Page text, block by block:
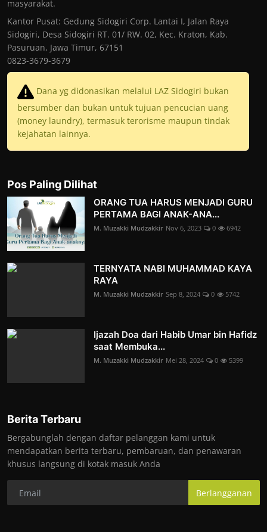
masyarakat.
Kantor Pusat: Gedung Sidogiri Corp. Lantai I, Jalan Raya
Sidogiri, Desa Sidogiri RT. 01/ RW. 02, Kec. Kraton, Kab.
Pasuruan, Jawa Timur, 67151
0823-3679-3679
Dana yg didonasikan melalui LAZ Sidogiri bukan
bersumber dan bukan untuk tujuan pencucian uang
(money laundry), termasuk terorisme maupun tindak
kejahatan lainnya.
Pos Paling Dilihat
ORANG TUA HARUS MENJADI GURU
PERTAMA BAGI ANAK-ANA...
M. Muzakki Mudzakkir Nov 6, 2023 0 6942
TERNYATA NABI MUHAMMAD KAYA
RAYA
M. Muzakki Mudzakkir Sep 8, 2024 0 5742
Ijazah Doa dari Habib Umar bin Hafidz
saat Membuka...
M. Muzakki Mudzakkir Mei 28, 2024 0 5399
Berita Terbaru
Bergabunglah dengan daftar pelanggan kami untuk
mendapatkan berita terbaru, pembaruan, dan penawaran
khusus langsung di kotak masuk Anda
Berlangganan